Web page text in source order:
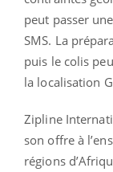
peut passer
SMS. La
puis le colis
la localisation
Zipline
son offre à
régions